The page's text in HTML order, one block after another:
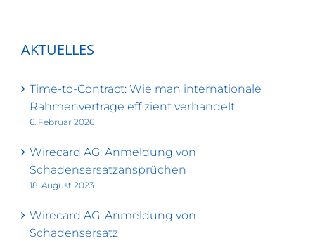
AKTUELLES
Time-to-Contract: Wie man internationale
Rahmenverträge effizient verhandelt
6. Februar 2026
Wirecard AG: Anmeldung von
Schadensersatzansprüchen
18. August 2023
Wirecard AG: Anmeldung von
Schadensersatz